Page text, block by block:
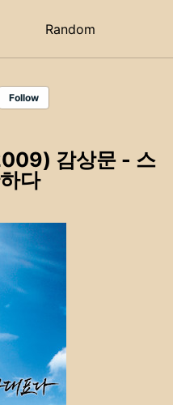
Random
Follow
감상문 - 스
다